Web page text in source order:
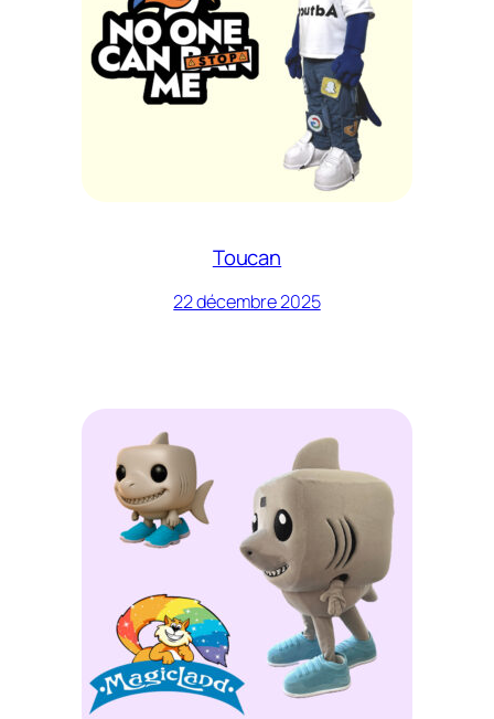
Toucan
22 décembre 2025